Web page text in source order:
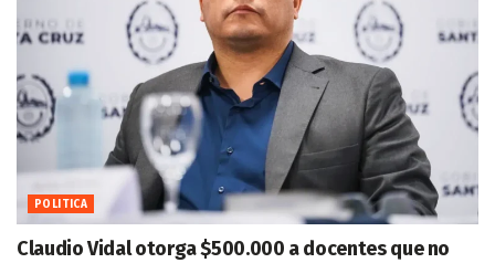
POLITICA
Claudio Vidal otorga $500.000 a docentes que no